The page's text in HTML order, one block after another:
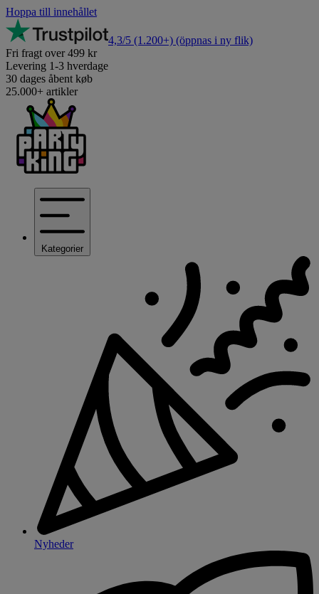
Hoppa till innehållet
4,3/5 (1.200+) (öppnas i ny flik)
Fri fragt over 499 kr
Levering 1-3 hverdage
30 dages åbent køb
25.000+ artikler
Kategorier
Nyheder